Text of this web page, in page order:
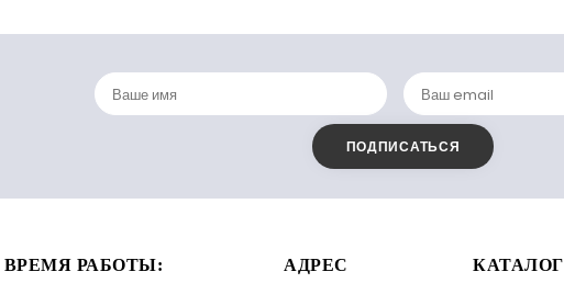
ВРЕМЯ РАБОТЫ: АДРЕС КАТАЛОГ